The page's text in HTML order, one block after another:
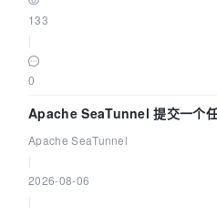
133
0
Apache SeaTunnel 提交一个任
Apache SeaTunnel
2026-08-06